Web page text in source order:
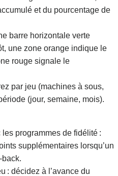
et du pourcentage de
barre horizontale verte
une zone orange indique le
rouge signale le
par jeu (machines à sous,
(jour, semaine, mois).
programmes de fidélité :
supplémentaires lorsqu’un
: décidez à l’avance du